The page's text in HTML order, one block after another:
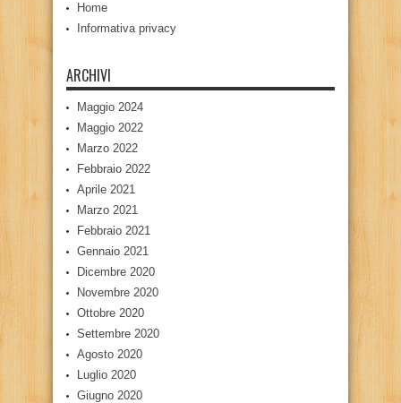
Home
Informativa privacy
ARCHIVI
Maggio 2024
Maggio 2022
Marzo 2022
Febbraio 2022
Aprile 2021
Marzo 2021
Febbraio 2021
Gennaio 2021
Dicembre 2020
Novembre 2020
Ottobre 2020
Settembre 2020
Agosto 2020
Luglio 2020
Giugno 2020